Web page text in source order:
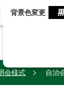
背景色変更
会様式 自治